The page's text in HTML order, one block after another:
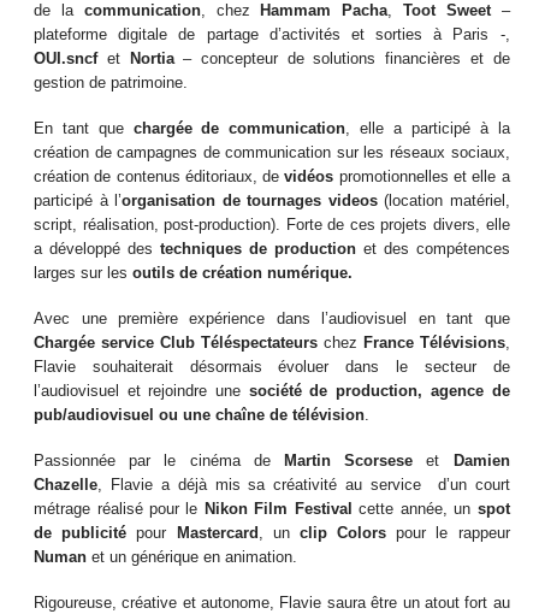
de la communication, chez Hammam Pacha, Toot Sweet–
plateforme digitale de partage d’activités et sorties à Paris -,
OUI.sncfet Nortia– concepteur de solutions financières et de
gestion de patrimoine.
En tant que chargée de communication, elle a participé à la
création de campagnes de communication sur les réseaux sociaux,
création de contenus éditoriaux, devidéos promotionnelles et elle a
participé à l’organisation de tournages videos(location matériel,
script, réalisation, post-production). Forte de ces projets divers, elle
a développé des techniques de productionet des compétences
larges sur lesoutils de création numérique.
Avec une première expérience dans l’audiovisuel en tant que
Chargée service Club Téléspectateurschez France Télévisions,
Flavie souhaiterait désormais évoluer dans le secteur de
l’audiovisuel et rejoindre une société de production, agence de
pub/audiovisuel ou une chaîne de télévision.
Passionnée par le cinéma de Martin Scorseseet Damien
Chazelle, Flavie a déjà mis sa créativité au service d’un court
métrage réalisé pour le Nikon Film Festival cette année, un spot
de publicité pour Mastercard , un clip Colorspour le rappeur
Numan et un générique en animation.
Rigoureuse, créative et autonome, Flavie saura être un atout fort au